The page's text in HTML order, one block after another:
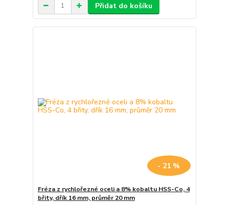
Přidat do košíku
- 21 %
Fréza z rychlořezné oceli a 8% kobaltu HSS-Co, 4
břity, dřík 16 mm, průměr 20 mm